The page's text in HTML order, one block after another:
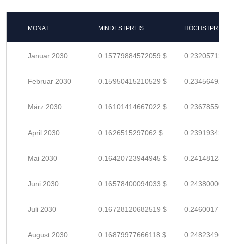
MONAT MINDESTPREIS
Januar 2030 0.15779884572059 $
Februar 2030 0.15950415210529 $
März 2030 0.16101414667022 $
April 2030 0.1626515297062 $
Mai 2030 0.16420723944945 $
Juni 2030 0.16578400094033 $
Juli 2030 0.16728120682519 $
August 2030 0.16879977666118 $